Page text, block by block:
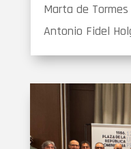
Marta de
Antonio Fidel